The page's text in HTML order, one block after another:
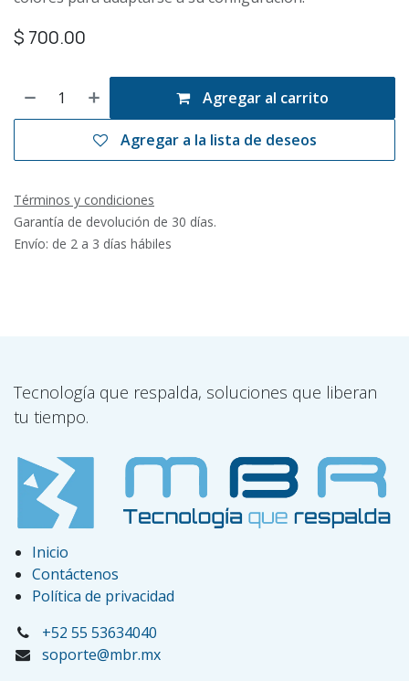
$ 700.00
Agregar al carrito
Agregar a la lista de deseos
Términos y condiciones
Garantía de devolución de 30 días.
Envío: de 2 a 3 días hábiles
Tecnología que respalda, soluciones que liberan
tu tiempo.
Inicio
Contáctenos
Política de privacidad
+52 55 53634040
soporte@mbr.mx